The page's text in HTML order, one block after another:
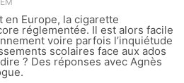
en Europe, la cigarette
réglementée. Il est alors facile
voire parfois l’inquiétude
scolaires face aux ados
? Des réponses avec Agnès